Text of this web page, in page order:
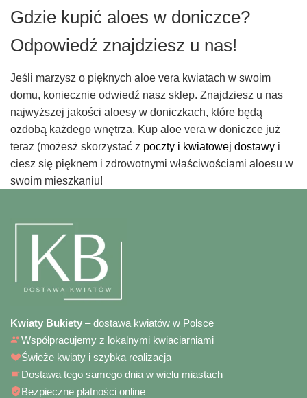
Gdzie kupić aloes w doniczce?
Odpowiedź znajdziesz u nas!
Jeśli marzysz o pięknych aloe vera kwiatach w swoim
domu, koniecznie odwiedź nasz sklep. Znajdziesz u nas
najwyższej jakości aloesy w doniczkach, które będą
ozdobą każdego wnętrza. Kup aloe vera w doniczce już
teraz (możesż skorzystać z poczty i kwiatowej dostawy i
ciesz się pięknem i zdrowotnymi właściwościami aloesu w
swoim mieszkaniu!
Kwiaty Bukiety – dostawa kwiatów w Polsce
Współpracujemy z lokalnymi kwiaciarniami
Świeże kwiaty i szybka realizacja
Dostawa tego samego dnia w wielu miastach
Bezpieczne płatności online